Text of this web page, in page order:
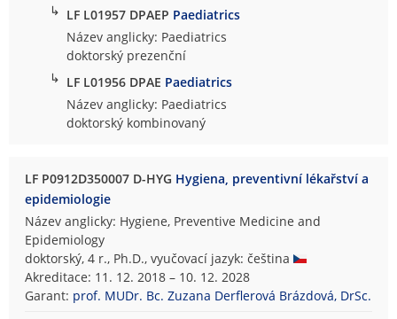
↳ LF L01957 DPAEP Paediatrics
Název anglicky: Paediatrics
doktorský prezenční
↳ LF L01956 DPAE Paediatrics
Název anglicky: Paediatrics
doktorský kombinovaný
LF P0912D350007 D-HYG Hygiena, preventivní lékařství a
epidemiologie
Název anglicky: Hygiene, Preventive Medicine and
Epidemiology
doktorský, 4 r., Ph.D., vyučovací jazyk: čeština
Akreditace: 11. 12. 2018 – 10. 12. 2028
Garant: prof. MUDr. Bc. Zuzana Derflerová Brázdová, DrSc.